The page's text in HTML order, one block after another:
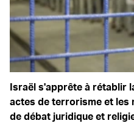
Israël s'apprête à rétablir
actes de terrorisme et les
de débat juridique et